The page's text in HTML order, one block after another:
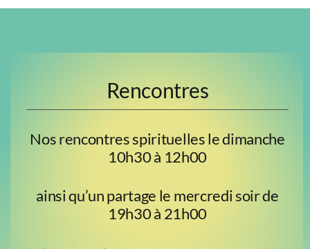
Rencontres
Nos rencontres spirituelles le dimanche
10h30 à 12h00
ainsi qu’un partage le mercredi soir de
19h30 à 21h00